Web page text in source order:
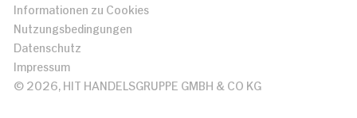
Informationen zu Cookies
Nutzungsbedingungen
Datenschutz
Impressum
© 2026, HIT HANDELSGRUPPE GMBH & CO KG